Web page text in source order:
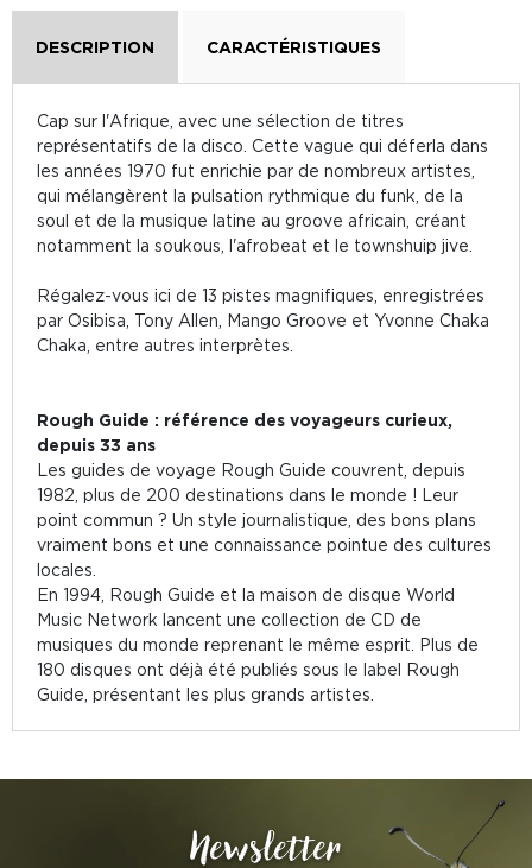
DESCRIPTION CARACTÉRISTIQUES
Cap sur l'Afrique, avec une sélection de titres
représentatifs de la disco. Cette vague qui déferla dans
les années 1970 fut enrichie par de nombreux artistes,
qui mélangèrent la pulsation rythmique du funk, de la
soul et de la musique latine au groove africain, créant
notamment la soukous, l'afrobeat et le townshuip jive.
Régalez-vous ici de 13 pistes magnifiques, enregistrées
par Osibisa, Tony Allen, Mango Groove et Yvonne Chaka
Chaka, entre autres interprètes.
Rough Guide : référence des voyageurs curieux,
depuis 33 ans
Les guides de voyage Rough Guide couvrent, depuis
1982, plus de 200 destinations dans le monde ! Leur
point commun ? Un style journalistique, des bons plans
vraiment bons et une connaissance pointue des cultures
locales.
En 1994, Rough Guide et la maison de disque World
Music Network lancent une collection de CD de
musiques du monde reprenant le même esprit. Plus de
180 disques ont déjà été publiés sous le label Rough
Guide, présentant les plus grands artistes.
Newsletter